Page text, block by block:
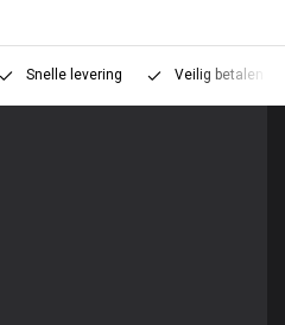
Snelle levering Veilig betalen